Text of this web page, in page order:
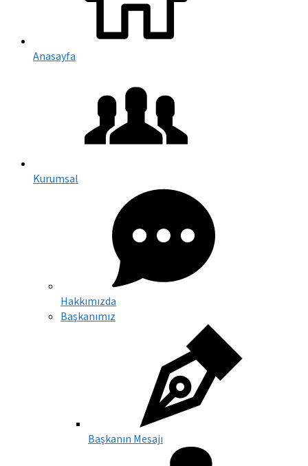
Anasayfa
Kurumsal
Hakkımızda
Başkanımız
Başkanın Mesajı